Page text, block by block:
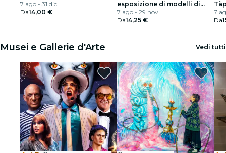
7 ago - 31 dic
Da14,00 €
esposizione di modelli di
monumenti
7 ago - 29 nov
Da14,25 €
7
Da
Musei e Gallerie d'Arte Vedi tutti